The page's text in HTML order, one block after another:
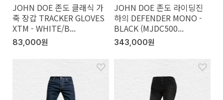
JOHN DOE 존도 클래식 가
죽 장갑 TRACKER GLOVES
XTM - WHITE/B...
83,000원
JOHN DOE 존도 라이딩진
하의 DEFENDER MONO -
BLACK (MJDC500...
343,000원